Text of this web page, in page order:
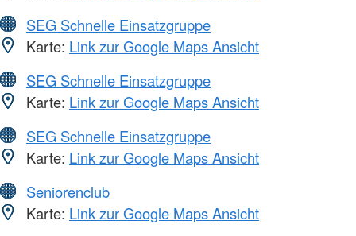
SEG Schnelle Einsatzgruppe
Karte: Link zur Google Maps Ansicht
SEG Schnelle Einsatzgruppe
Karte: Link zur Google Maps Ansicht
SEG Schnelle Einsatzgruppe
Karte: Link zur Google Maps Ansicht
Seniorenclub
Karte: Link zur Google Maps Ansicht